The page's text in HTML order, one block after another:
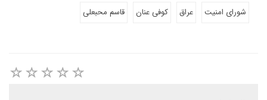
شورای امنیت
عراق کوفی عنان قاسم محبعلی